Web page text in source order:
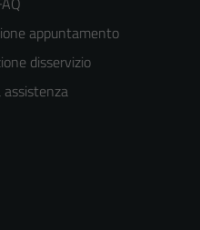
appuntamento
disservizio